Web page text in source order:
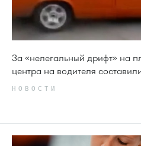
За «нелегальный дрифт» на
центра на водителя
НОВОСТИ